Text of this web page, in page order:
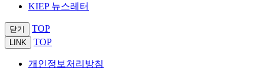
KIEP 뉴스레터
닫기 TOP
LINK TOP
개인정보처리방침